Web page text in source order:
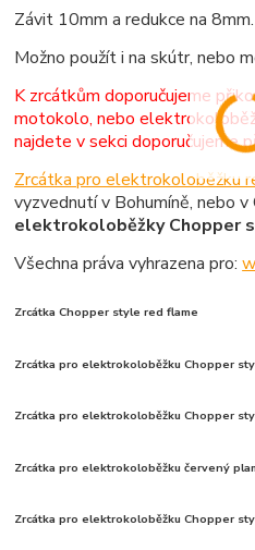
Závit 10mm a redukce na 8mm.
Možno použít i na skútr, nebo
K zrcátkům doporučujeme
motokolo, nebo
najdete v sekci doporučujeme
Zrcátka pro elektrokoloběžku
vyzvednutí v Bohumíně, nebo v
elektrokoloběžky Chopper
Všechna práva vyhrazena pro:
Zrcátka Chopper style red flame
Zrcátka pro elektrokoloběžku Chopper
Zrcátka pro elektrokoloběžku Chopper
Zrcátka pro elektrokoloběžku červený
Zrcátka pro elektrokoloběžku Chopper